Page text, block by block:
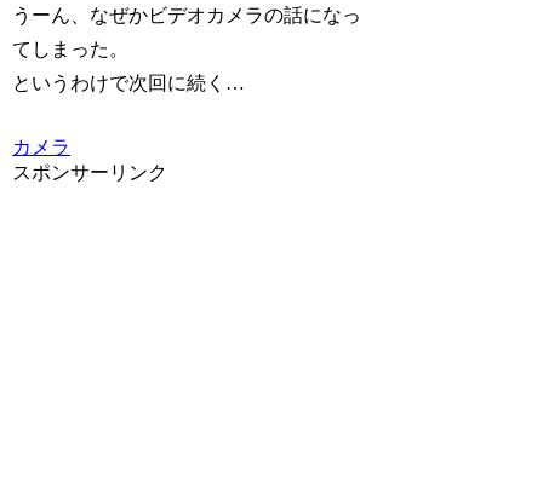
うーん、なぜかビデオカメラの話になっ
てしまった。
というわけで次回に続く…
カメラ
スポンサーリンク